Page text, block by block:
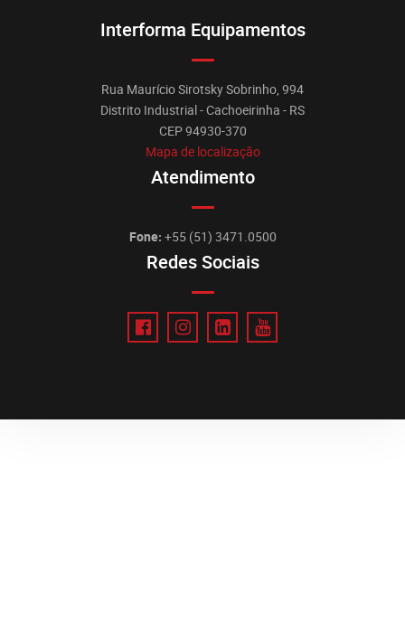
Interforma Equipamentos
Rua Maurício Sirotsky Sobrinho, 994
Distrito Industrial - Cachoeirinha - RS
CEP 94930-370
Mapa de localização
Atendimento
Fone: +55 (51) 3471.0500
Redes Sociais